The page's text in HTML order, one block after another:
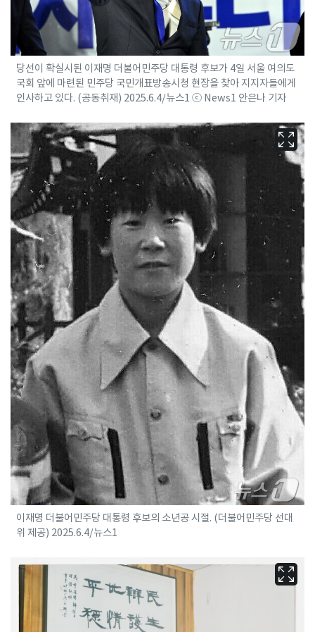
당선이 확실시된 이재명 더불어민주당 대통령 후보가 4일 서울 여의도
국회 앞에 마련된 민주당 국민개표방송시청 현장을 찾아 지지자들에게
인사하고 있다. (공동취재) 2025.6.4/뉴스1 ⓒ News1 안은나 기자
이재명 더불어민주당 대통령 후보의 소년공 시절. (더불어민주당 선대
위 제공) 2025.6.4/뉴스1